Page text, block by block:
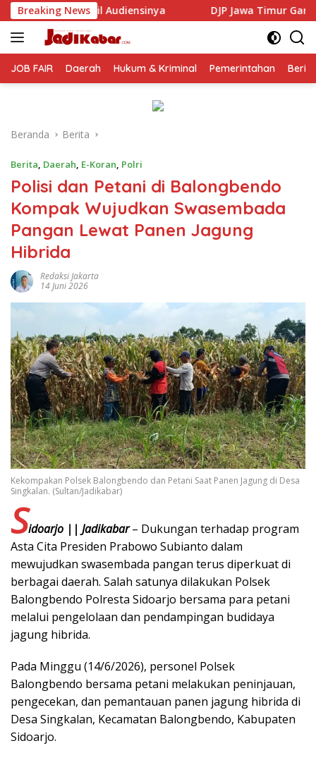
Langsung
ke
konten
Breaking NewsDJP Jawa Timur Gandeng GP Ansor Tingkatkan
JOB FAIR Daerah Hukum & Kriminal Pemerintahan
Beranda Berita
Berita, Daerah, E-Koran, Polri
Polisi dan Petani di Balongbendo
Kompak Wujudkan Swasembada
Pangan Lewat Panen Jagung
Hibrida
Redaksi Jakarta
14 Juni 2026
Kekompakan Polsek Balongbendo dan Petani Saat Panen Jagung di Desa
Singkalan. (Sultan/Jadikabar)
Sidoarjo || Jadikabar– Dukungan terhadap program
Asta Cita Presiden Prabowo Subianto dalam
mewujudkan swasembada pangan terus diperkuat di
berbagai daerah. Salah satunya dilakukan Polsek
Balongbendo Polresta Sidoarjo bersama para petani
melalui pengelolaan dan pendampingan budidaya
jagung hibrida.
Pada Minggu (14/6/2026), personel Polsek
Balongbendo bersama petani melakukan peninjauan,
pengecekan, dan pemantauan panen jagung hibrida di
Desa Singkalan, Kecamatan Balongbendo, Kabupaten
Sidoarjo.